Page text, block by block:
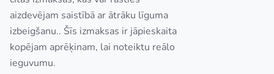
aizdevējam saistībā ar ātrāku līguma
izbeigšanu.. Šīs izmaksas ir jāpieskaita
kopējam aprēķinam, lai noteiktu reālo
ieguvumu.